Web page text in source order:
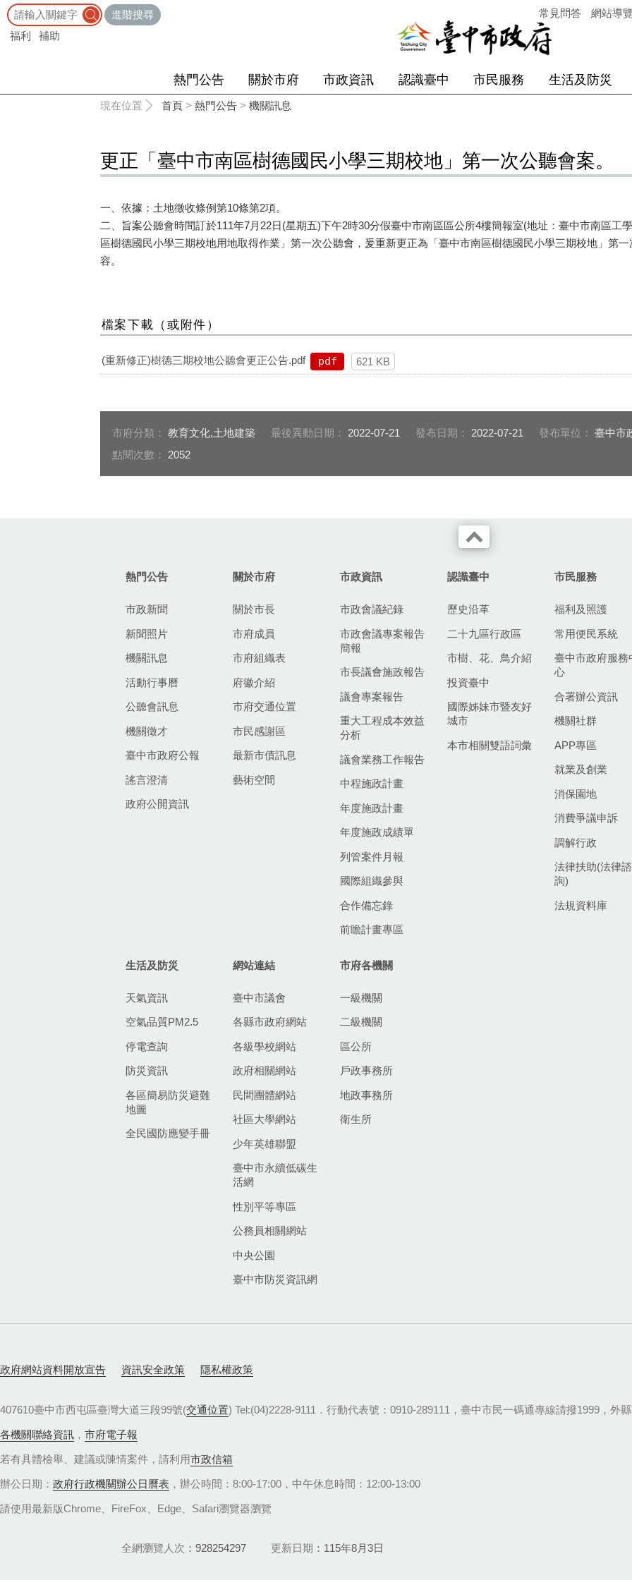
進階搜尋
福利
補助
常見問答 網站導
熱門公告 關於市府 市政資訊 認識臺中 市民服務 生活及防災
現在位置 首頁 > 熱門公告 > 機關訊息
更正「臺中市南區樹德國民小學三期校地」第一次公聽會案。
一、依據：土地徵收條例第10條第2項。
二、旨案公聽會時間訂於111年7月22日(星期五)下午2時30分假臺中市南區區公所4樓簡報室(地址：臺中市南區工
區樹德國民小學三期校地用地取得作業」第一次公聽會，爰重新更正為「臺中市南區樹德國民小學三期校地」第
容。
檔案下載（或附件）
(重新修正)樹德三期校地公聽會更正公告.pdf pdf 621 KB
市府分類： 教育文化,土地建築 最後異動日期： 2022-07-21 發布日期： 2022-07-21 發布單位： 臺中市
點閱次數： 2052
熱門公告
市政新聞
新聞照片
機關訊息
活動行事曆
公聽會訊息
機關徵才
臺中市政府公報
謠言澄清
政府公開資訊
關於市府
關於市長
市府成員
市府組織表
府徽介紹
市府交通位置
市民感謝區
最新市債訊息
藝術空間
市政資訊
市政會議紀錄
市政會議專案報告
簡報
市長議會施政報告
議會專案報告
重大工程成本效益
分析
議會業務工作報告
中程施政計畫
年度施政計畫
年度施政成績單
列管案件月報
國際組織參與
合作備忘錄
前瞻計畫專區
認識臺中
歷史沿革
二十九區行政區
市樹、花、鳥介紹
投資臺中
國際姊妹市暨友好
城市
本市相關雙語詞彙
市民服務
福利及照護
常用便民系統
臺中市政府服務
心
合署辦公資訊
機關社群
APP專區
就業及創業
消保園地
消費爭議申訴
調解行政
法律扶助(法律諮
詢)
法規資料庫
生活及防災
天氣資訊
空氣品質PM2.5
停電查詢
防災資訊
各區簡易防災避難
地圖
全民國防應變手冊
網站連結
臺中市議會
各縣市政府網站
各級學校網站
政府相關網站
民間團體網站
社區大學網站
少年英雄聯盟
臺中市永續低碳生
活網
性別平等專區
公務員相關網站
中央公園
臺中市防災資訊網
市府各機關
一級機關
二級機關
區公所
戶政事務所
地政事務所
衛生所
政府網站資料開放宣告 資訊安全政策 隱私權政策
407610臺中市西屯區臺灣大道三段99號(交通位置) Tel:(04)2228-9111．行動代表號：0910-289111，臺中市民一碼通專線請撥1999，外
各機關聯絡資訊 ， 市府電子報
若有具體檢舉、建議或陳情案件，請利用市政信箱
辦公日期： 政府行政機關辦公日曆表 ，辦公時間：8:00-17:00，中午休息時間：12:00-13:00
請使用最新版Chrome、FireFox、Edge、Safari瀏覽器瀏覽
全網瀏覽人次 928254297 更新日期 115年8月3日